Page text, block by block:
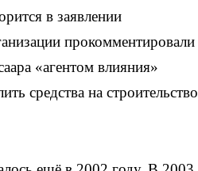
в заявлении
прокомментировали
«агентом влияния»
средства на строительство